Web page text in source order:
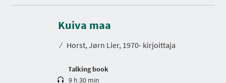
Kuiva maa
⁄ Horst, Jørn Lier, 1970- kirjoittaja
Talking book
D
r
a
i
9 h 30 min